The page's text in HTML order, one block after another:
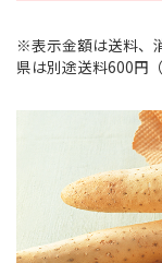
※表示金額は送料、
県は別途送料600円